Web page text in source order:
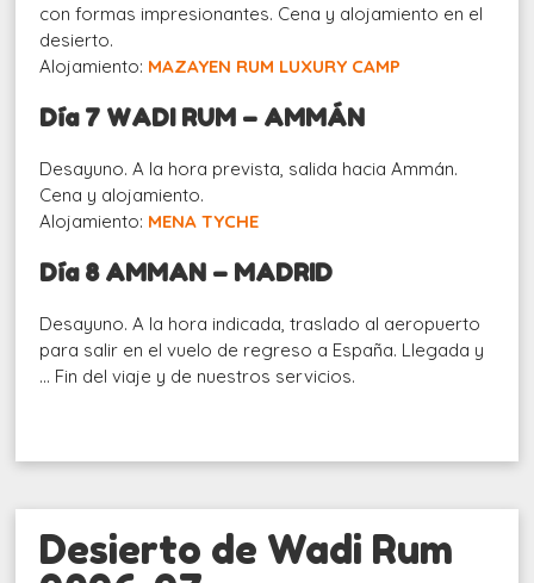
con formas impresionantes. Cena y alojamiento en el
desierto.
Alojamiento: MAZAYEN RUM LUXURY CAMP
Día 7 WADI RUM – AMMÁN
Desayuno. A la hora prevista, salida hacia Ammán.
Cena y alojamiento.
Alojamiento: MENA TYCHE
Día 8 AMMAN – MADRID
Desayuno. A la hora indicada, traslado al aeropuerto
para salir en el vuelo de regreso a España. Llegada y
… Fin del viaje y de nuestros servicios.
Desierto de Wadi Rum